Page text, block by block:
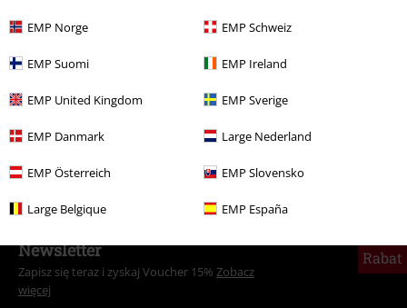
EMP Norge EMP Schweiz
EMP Suomi EMP Ireland
EMP United Kingdom EMP Sverige
EMP Danmark Large Nederland
EMP Österreich EMP Slovensko
Large Belgique EMP España
Rabat
Newsletter
Zapisz się teraz i zyskaj Voucher 15% Zobacz
więcej